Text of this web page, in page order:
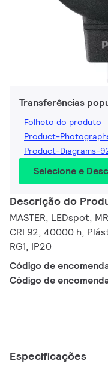
Transferências
Folheto do produto
Product-
Product-Diagrams-
Selecione e
Descrição do
MASTER, LEDspot,
CRI 92, 40000 h,
RG1, IP20
Código de
Código de
Especificações